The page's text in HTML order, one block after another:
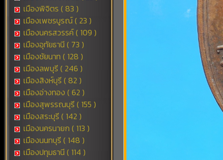
เมืองพิจิตร ( 83 )
เมืองเพชรบูรณ์ ( 23 )
เมืองนครสวรรค์ ( 109 )
เมืองอุทัยธานี ( 73 )
เมืองชัยนาท ( 128 )
เมืองลพบุรี ( 246 )
เมืองสิงห์บุรี ( 82 )
เมืองอ่างทอง ( 62 )
เมืองสุพรรณบุรี ( 155 )
เมืองสระบุรี ( 142 )
เมืองนครนายก ( 113 )
เมืองนนทบุรี ( 148 )
เมืองปทุมธานี ( 114 )